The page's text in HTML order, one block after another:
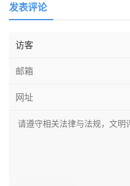
发表评论